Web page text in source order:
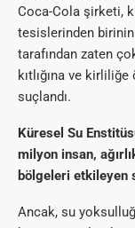
Coca-Cola şirketi,
tesislerinden
tarafından zaten
kıtlığına ve
suçlandı.
Küresel Su
milyon insan,
bölgeleri etkileyen
Ancak, su